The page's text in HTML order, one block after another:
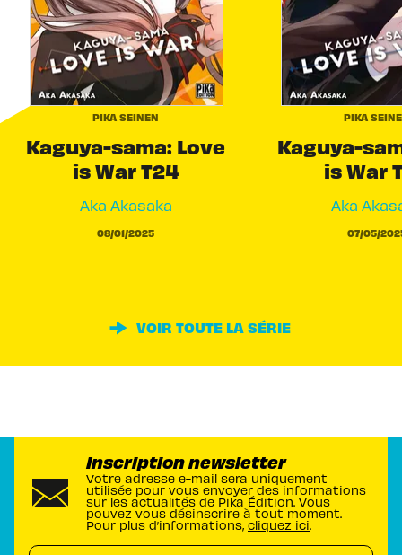
PIKA SEINEN
Kaguya-sama: Love
is War T24
Aka Akasaka
08/01/2025
PIKA
Kaguya-
is War
Aka
07/05/
VOIR TOUTE LA SÉRIE
Inscription newsletter
Votre adresse e-mail sera uniquement
utilisée pour vous envoyer des informations
sur les actualités de Pika Édition. Vous
pouvez vous désinscrire à tout moment.
Pour plus d’informations, cliquez ici.